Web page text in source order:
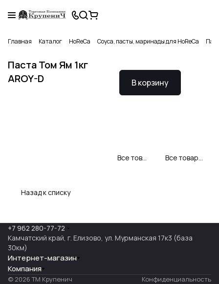
Главная Каталог HoReCa Соуса, пасты, маринады для HoReCa
Паста Том Ям 1кг
AROY-D
В корзину
Все товары AROY-D Все товары категории
Назад к списку
+7 962 280-77-72
Камчатский край, г. Елизово, ул. Мурманская 17к3 (база
30км)
Интернет-магазин
Компания
© 2026 ТМ Крупенич
Конфиденциальность